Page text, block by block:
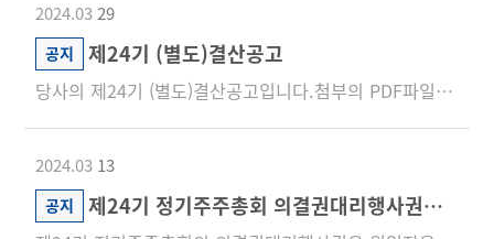
2024.0329
공지 제24기 (별도)결산공고
당사의 제24기 (별도)결산공고입니다.첨부의 PDF파일을 참조하시기 바랍니다.
2024.03 13
공지 제24기 정기주주총회 의결권대리행사권유 위임장 배포